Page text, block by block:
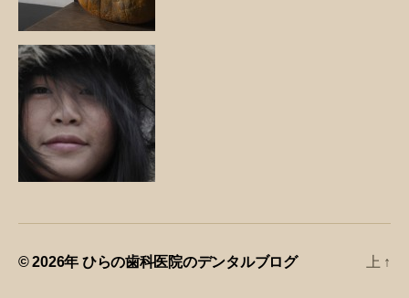
© 2026年 ひらの歯科医院のデンタルブログ 上 ↑